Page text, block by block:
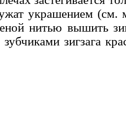
украшением (см.
нитью вышить
зигзага